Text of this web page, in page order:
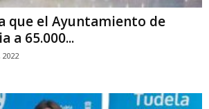
que el Ayuntamiento de
a 65.000...